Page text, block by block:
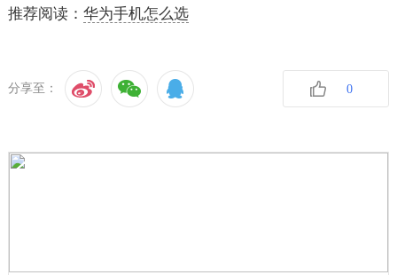
推荐阅读： 华为手机怎么选
分享至： 0